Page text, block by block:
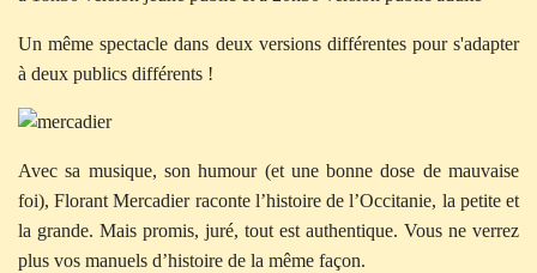
Un même spectacle dans deux versions différentes pour s'adapter
à deux publics différents !
Avec sa musique, son humour (et une bonne dose de mauvaise
foi), Florant Mercadier raconte l’histoire de l’Occitanie, la petite et
la grande. Mais promis, juré, tout est authentique. Vous ne verrez
plus vos manuels d’histoire de la même façon.